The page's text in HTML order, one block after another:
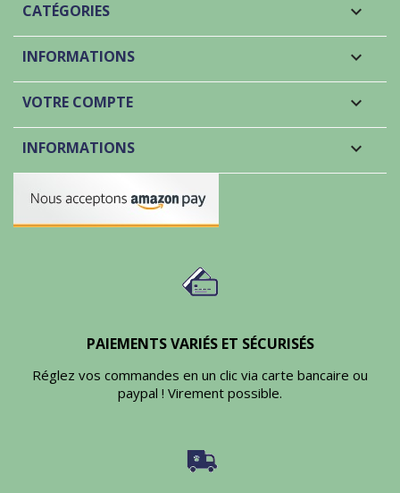
CATÉGORIES 
INFORMATIONS 
VOTRE COMPTE 
INFORMATIONS keyboard_arrow_down
PAIEMENTS VARIÉS ET SÉCURISÉS
Réglez vos commandes en un clic via carte bancaire ou
paypal ! Virement possible.